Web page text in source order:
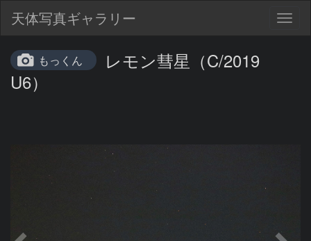
天体写真ギャラリー
もっくん
レモン彗星（C/2019
U6）